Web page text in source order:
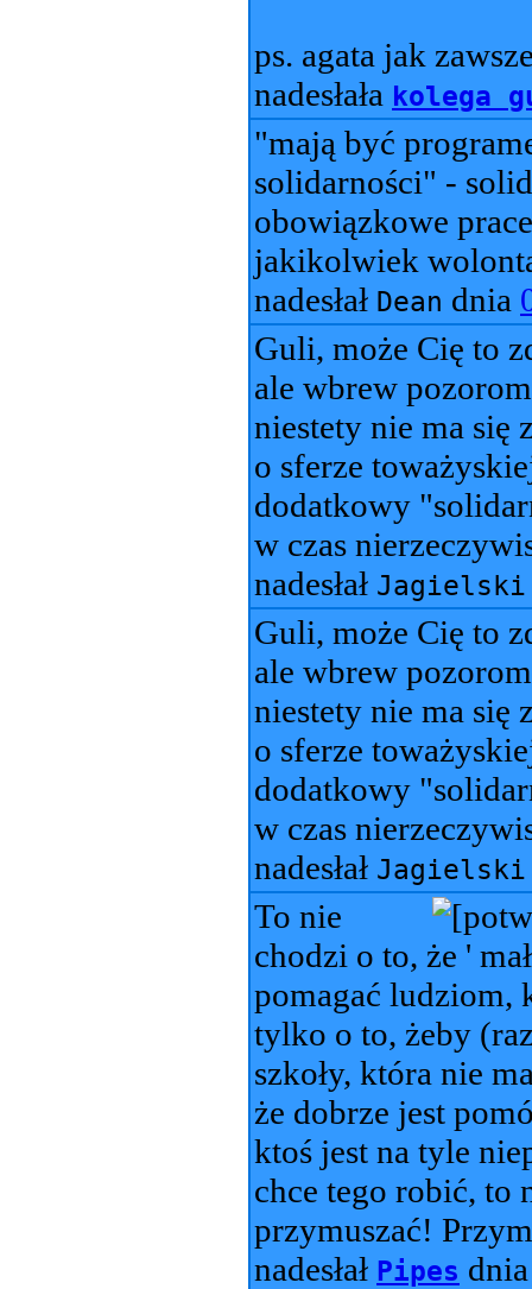
ps. agata jak
nadesłała kolega
"mają być
solidarności" -
obowiązkowe
jakikolwiek
nadesłał Dean dnia
Guli, może Cię to
ale wbrew
niestety nie ma się
o sferze
dodatkowy
w czas
nadesłał Jagielski
Guli, może Cię to
ale wbrew
niestety nie ma się
o sferze
dodatkowy
w czas
nadesłał Jagielski
To nie
chodzi o to, że '
pomagać ludziom,
tylko o to, żeby
szkoły, która nie
że dobrze jest
ktoś jest na tyle
chce tego robić, to
przymuszać!
nadesłał Pipes